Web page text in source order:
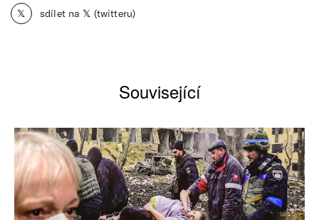
𝕏 sdílet na 𝕏 (twitteru)
Související